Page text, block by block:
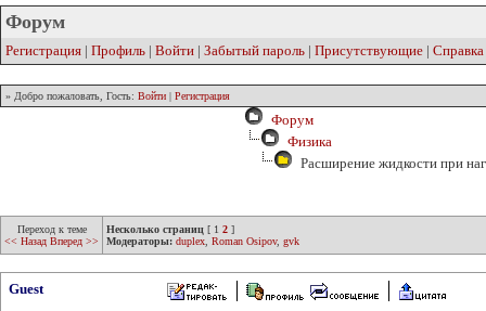
Форум
Регистрация | Профиль | Войти | Забытый пароль | Присутствующие | Справка
» Добро пожаловать, Гость: Войти | Регистрация
Форум
Физика
Расширение жидкости при
Переход к теме
<< Назад Вперед >>
Несколько страниц [ 1 2 ]
Модераторы: duplex Roman Osipov, gvk
Guest